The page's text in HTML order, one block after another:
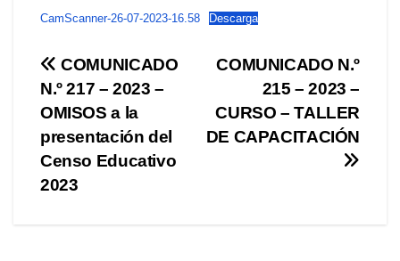
CamScanner-26-07-2023-16.58 Descarga
Navegación
de
entradas
COMUNICADO N.º
215 – 2023 –
CURSO – TALLER
DE CAPACITACIÓN
COMUNICADO
N.º 217 – 2023 –
OMISOS a la
presentación del
Censo Educativo
2023